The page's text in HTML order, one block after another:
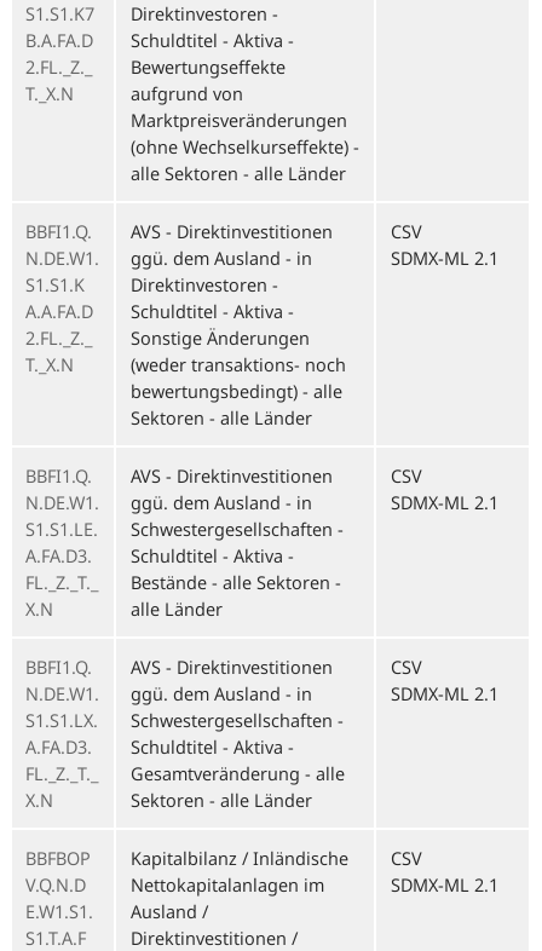
S1.S1.K7
B.A.FA.D
2.FL._Z._
T._X.N
Direktinvestoren -
Schuldtitel - Aktiva -
Bewertungseffekte
aufgrund von
Marktpreisveränderungen
(ohne Wechselkurseffekte) -
alle Sektoren - alle Länder
BBFI1.Q.
N.DE.W1.
S1.S1.K
A.A.FA.D
2.FL._Z._
T._X.N
AVS - Direktinvestitionen
ggü. dem Ausland - in
Direktinvestoren -
Schuldtitel - Aktiva -
Sonstige Änderungen
(weder transaktions- noch
bewertungsbedingt) - alle
Sektoren - alle Länder
CSV
SDMX-ML 2.1
BBFI1.Q.
N.DE.W1.
S1.S1.LE.
A.FA.D3.
FL._Z._T._
X.N
AVS - Direktinvestitionen
ggü. dem Ausland - in
Schwestergesellschaften -
Schuldtitel - Aktiva -
Bestände - alle Sektoren -
alle Länder
CSV
SDMX-ML 2.1
BBFI1.Q.
N.DE.W1.
S1.S1.LX.
A.FA.D3.
FL._Z._T._
X.N
AVS - Direktinvestitionen
ggü. dem Ausland - in
Schwestergesellschaften -
Schuldtitel - Aktiva -
Gesamtveränderung - alle
Sektoren - alle Länder
CSV
SDMX-ML 2.1
BBFBOP
V.Q.N.D
E.W1.S1.
S1.T.A.F
Kapitalbilanz / Inländische
Nettokapitalanlagen im
Ausland /
Direktinvestitionen /
CSV
SDMX-ML 2.1